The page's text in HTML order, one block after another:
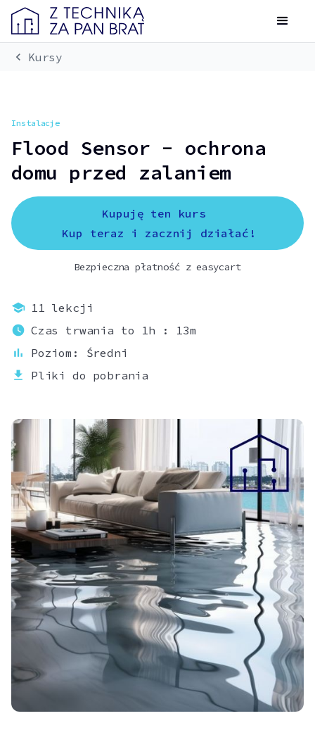
chevron_left Kursy
Instalacje
Flood Sensor - ochrona
domu przed zalaniem
Kupuję ten kurs
Kup teraz i zacznij działać!
Bezpieczna płatność z easycart
school 11 lekcji
watch_later Czas trwania to 1h : 13m
bar_chart
Poziom: Średni
download
Pliki do pobrania